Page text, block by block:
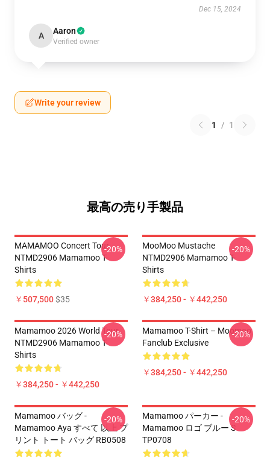
Dec 15, 2024
A Aaron
Verified owner
Write your review
1 / 1
最高の売り手製品
MAMAMOO Concert Tour
NTMD2906 Mamamoo T-
Shirts
￥507,500$35
-20%
MooMoo Mustache
NTMD2906 Mamamoo T-
Shirts
￥384,250 - ￥442,250
-20%
Mamamoo 2026 World Tour
NTMD2906 Mamamoo T-
Shirts
￥384,250 - ￥442,250
-20%
Mamamoo T-Shirt – Moomoo
Fanclub Exclusive
￥384,250 - ￥442,250
-20%
Mamamoo バッグ -
Mamamoo Aya すべて 以上 プ
リント トート バッグ RB0508
-20%
Mamamoo パーカー -
Mamamoo ロゴ ブルー S
TP0708
-20%